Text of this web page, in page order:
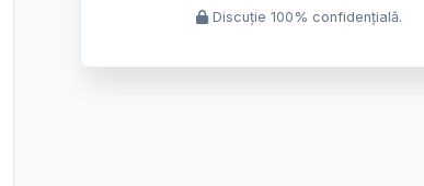
Discuție 100% confidențială.